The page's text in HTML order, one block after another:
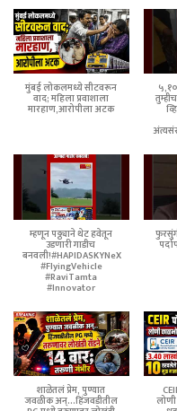
मुंबई लोकलमध्ये सीटवरून
वाद; महिला प्रवाशाला
मारहाण,आरोपीला अटक
म्हणून पठ्ठ्याने थेट हवेतून
उडणारी गाडीच
बनवली!#HAPIDASKYNeX
#FlyingVehicle
#RaviTamta
#Innovator
शाळेतलं प्रेम, पुण्यात
जवळीक अन्...हिंजवडीतील